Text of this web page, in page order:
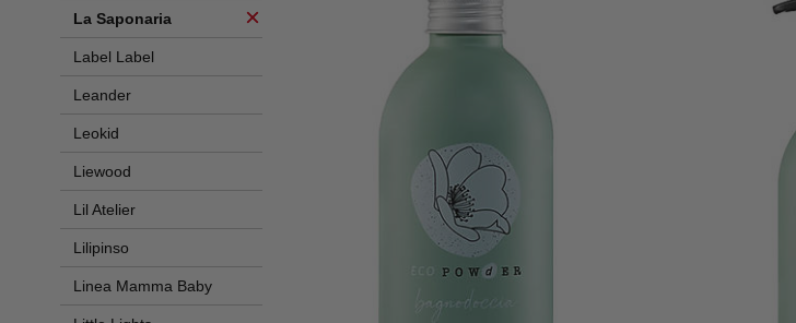
La Saponaria
Label Label
Leander
Leokid
Liewood
Lil Atelier
Lilipinso
Linea Mamma Baby